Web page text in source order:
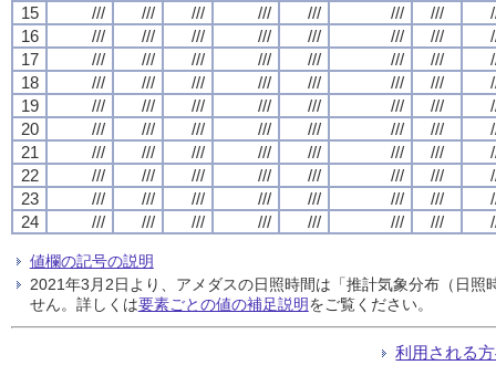
15
/// /// /// /// /// /// ///
16
/// /// /// /// /// /// ///
17
/// /// /// /// /// /// ///
18
/// /// /// /// /// /// ///
19
/// /// /// /// /// /// ///
20
/// /// /// /// /// /// ///
21
/// /// /// /// /// /// ///
22
/// /// /// /// /// /// ///
23
/// /// /// /// /// /// ///
24
/// /// /// /// /// /// ///
値欄の記号の説明
2021年3月2日より、アメダスの日照時間は「推計気象分布（日
せん。詳しくは要素ごとの値の補足説明をご覧ください。
利用される